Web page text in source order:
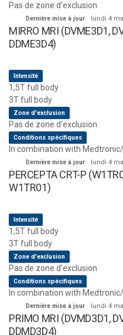
Pas de zone d'exclusion
Dernière mise à jour lundi 4
MIRRO MRI (DVME3D1,
DDME3D4)
Intensité
1,5T full body
3T full body
Zone d'exclusion
Pas de zone d'exclusion
Conditions spécifiques
In combination with
Dernière mise à jour lundi 4
PERCEPTA CRT-P
W1TR01)
Intensité
1,5T full body
3T full body
Zone d'exclusion
Pas de zone d'exclusion
Conditions spécifiques
In combination with
Dernière mise à jour lundi 4
PRIMO MRI (DVMD3D1,
DDMD3D4)